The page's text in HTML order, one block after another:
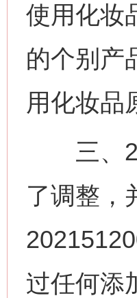
使用化妆
的个别产
用化妆品
三、
了调整，
过任何添